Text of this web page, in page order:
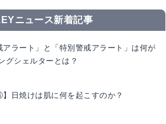
ニュース新着記事
アラート」と「特別警戒アラート」は何が
グシェルターとは？
】日焼けは肌に何を起こすのか？